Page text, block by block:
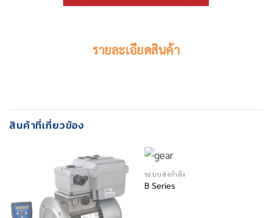
รายละเอียดสินค้า
สินค้าที่เกี่ยวข้อง
ระบบส่งกำลัง
B Series